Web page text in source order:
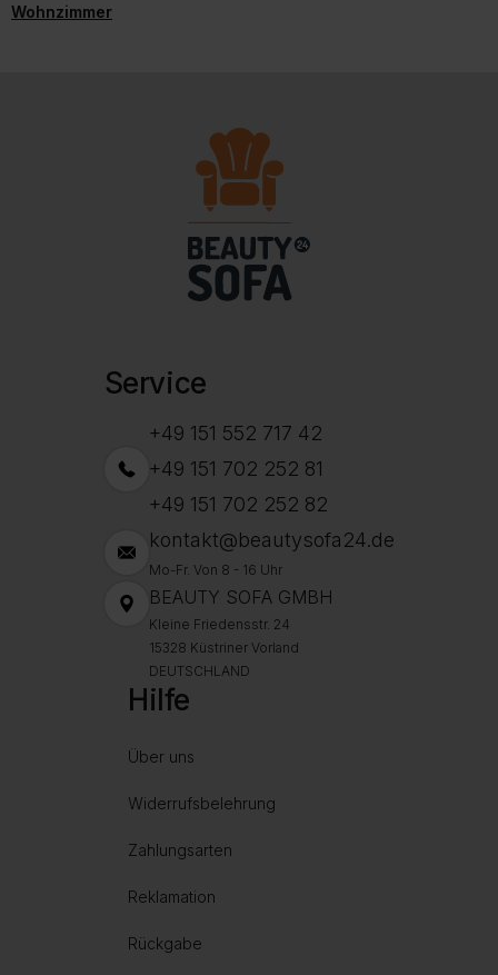
Wohnzimmer
Service
+49 151 552 717 42
+49 151 702 252 81
+49 151 702 252 82
kontakt@beautysofa24.de
Mo-Fr. Von 8 - 16 Uhr
BEAUTY SOFA GMBH
Kleine Friedensstr. 24
15328 Küstriner Vorland
DEUTSCHLAND
Hilfe
Über uns
Widerrufsbelehrung
Zahlungsarten
Reklamation
Rückgabe